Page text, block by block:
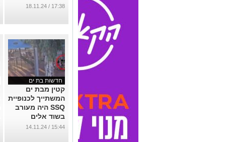
17:38 / 18.11.24
חדשות בת ים
קטין מבת ים
המשתייך לכנופיית
SSQ היה מעורב
בשוד אלים
...
15:44 / 14.11.24